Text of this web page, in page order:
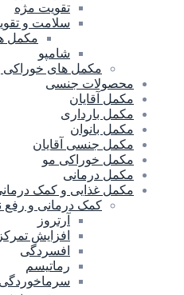
تقویت مژه
سلامت و
مکمل
شامپو
مکمل های
محصولات جنسی
مکمل آقایان
مکمل بارداری
مکمل بانوان
مکمل جنسی آقایان
مکمل خوراکی مو
مکمل درمانی
مکمل غذایی و کمک
کمک درمانی و رفع
آرتروز
افزایش تمرکز
افسردگی
رماتیسم
سرماخوردگی و